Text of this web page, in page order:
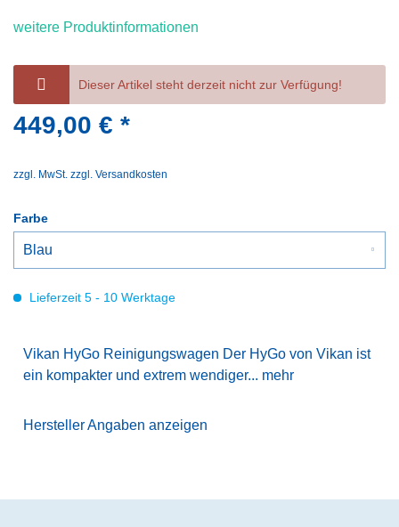
weitere Produktinformationen
Dieser Artikel steht derzeit nicht zur Verfügung!
449,00 € *
zzgl. MwSt. zzgl. Versandkosten
Farbe
Lieferzeit 5 - 10 Werktage
Vikan HyGo Reinigungswagen Der HyGo von Vikan ist
ein kompakter und extrem wendiger... mehr
Hersteller Angaben anzeigen